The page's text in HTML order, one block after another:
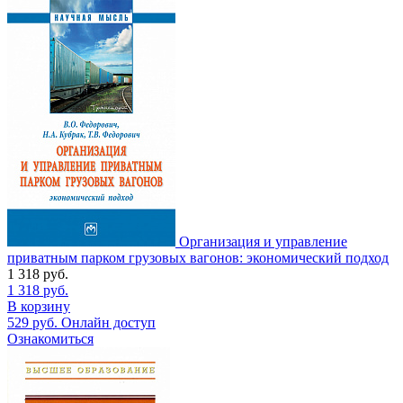
Организация и управление
приватным парком грузовых вагонов: экономический подход
1 318 руб.
1 318 руб.
В корзину
529 руб. Онлайн доступ
Ознакомиться